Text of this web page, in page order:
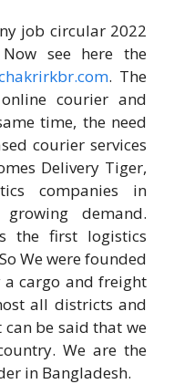
job circular 2022
see here the
. The
courier and
time, the need
courier services
Delivery Tiger,
companies in
demand.
the first logistics
We were founded
a cargo and freight
all districts and
be said that we
We are the
in Bangladesh.